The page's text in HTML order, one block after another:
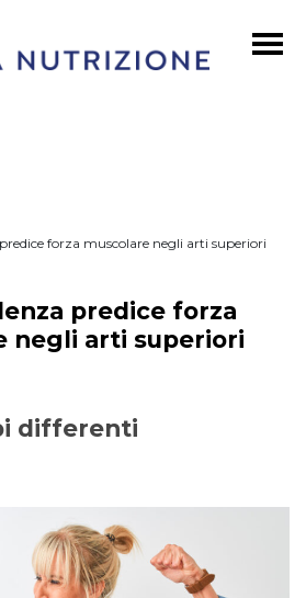
forza muscolare negli arti superiori
predice forza
negli arti superiori
differenti